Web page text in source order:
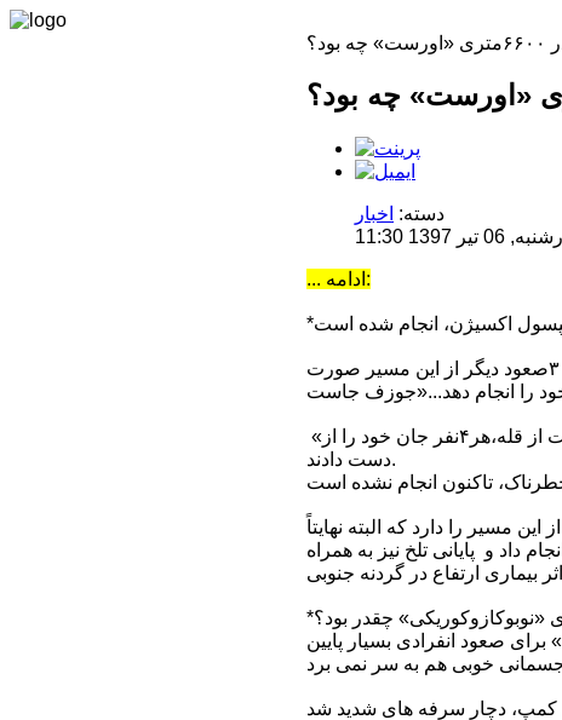
دسته: اخبار
11:30
... ادامه:
از نخستین صعودِ این مسیر توسط «دوگ اسکات»و«دوگال هستون»در سال١٩٧۵،تنها٣٠صعود دیگر از این مسیر صورت
«جوزف»یکی از اعضای تیمی۴نفره اسلوواک ها بود که در پاییز١٩٨٨ به قله رسیدند.در بازگشت از قله،هر۴نفر جان خود را از
دست دادند.
این مسیر را دارد که البته نهایتاً
اکسیژن، انجام داد و پایانی تلخ نیز به همراه
صعود انفرادی بسیار پایین